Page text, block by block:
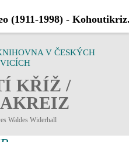
V ČESKÝCH
KŘÍŽ /
Waldes Widerhall
(1911-1998) -